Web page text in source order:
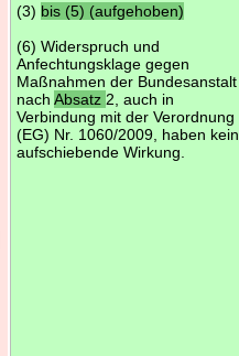
(3) bis (5) (aufgehoben)
(6) Widerspruch und
Anfechtungsklage gegen
Maßnahmen der Bundesanstalt
nachAbsatz 2, auch in
Verbindung mit der Verordnung
(EG) Nr. 1060/2009, haben
aufschiebende Wirkung.